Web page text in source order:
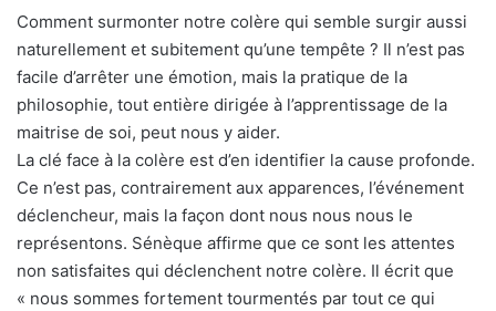
Comment surmonter notre colère qui semble surgir aussi
naturellement et subitement qu’une tempête ? Il n’est pas
facile d’arrêter une émotion, mais la pratique de la
philosophie, tout entière dirigée à l’apprentissage de la
maitrise de soi, peut nous y aider.
La clé face à la colère est d’en identifier la cause profonde.
Ce n’est pas, contrairement aux apparences, l’événement
déclencheur, mais la façon dont nous nous nous le
représentons. Sénèque affirme que ce sont les attentes
non satisfaites qui déclenchent notre colère. Il écrit que
« nous sommes fortement tourmentés par tout ce qui